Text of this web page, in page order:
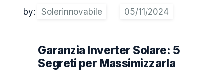
by: Solerinnovabile
Garanzia Inverter Solare: 5
Segreti per Massimizzarla